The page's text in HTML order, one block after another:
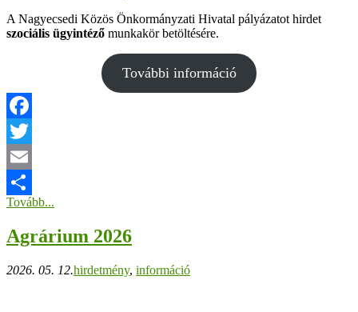
A Nagyecsedi Közös Önkormányzati Hivatal pályázatot hirdet
szociális ügyintéző munkakör betöltésére.
További információ
Facebook
Twitter
Email
Ossza
meg
Tovább...
Agrárium 2026
2026. 05. 12.hirdetmény, információ